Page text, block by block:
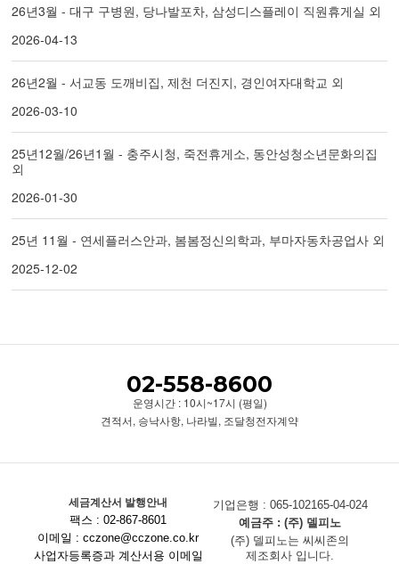
26년3월 - 대구 구병원, 당나발포차, 삼성디스플레이 직원휴게실 외
2026-04-13
26년2월 - 서교동 도깨비집, 제천 더진지, 경인여자대학교 외
2026-03-10
25년12월/26년1월 - 충주시청, 죽전휴게소, 동안성청소년문화의집
외
2026-01-30
25년 11월 - 연세플러스안과, 봄봄정신의학과, 부마자동차공업사 외
2025-12-02
02-558-8600
운영시간 : 10시~17시 (평일)
견적서, 승낙사항, 나라빌, 조달청전자계약
세금계산서 발행안내
팩스 : 02-867-8601
이메일 : cczone@cczone.co.kr
사업자등록증과 계산서용 이메일
기업은행 : 065-102165-04-024
예금주 : (주) 델피노
(주) 델피노는 씨씨존의
제조회사 입니다.